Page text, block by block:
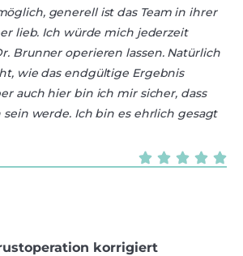
generell ist das Team in ihrer
lieb. Ich würde mich jederzeit
Brunner operieren lassen. Natürlich
wie das endgültige Ergebnis
auch hier bin ich mir sicher, dass
werde. Ich bin es ehrlich gesagt
korrigiert